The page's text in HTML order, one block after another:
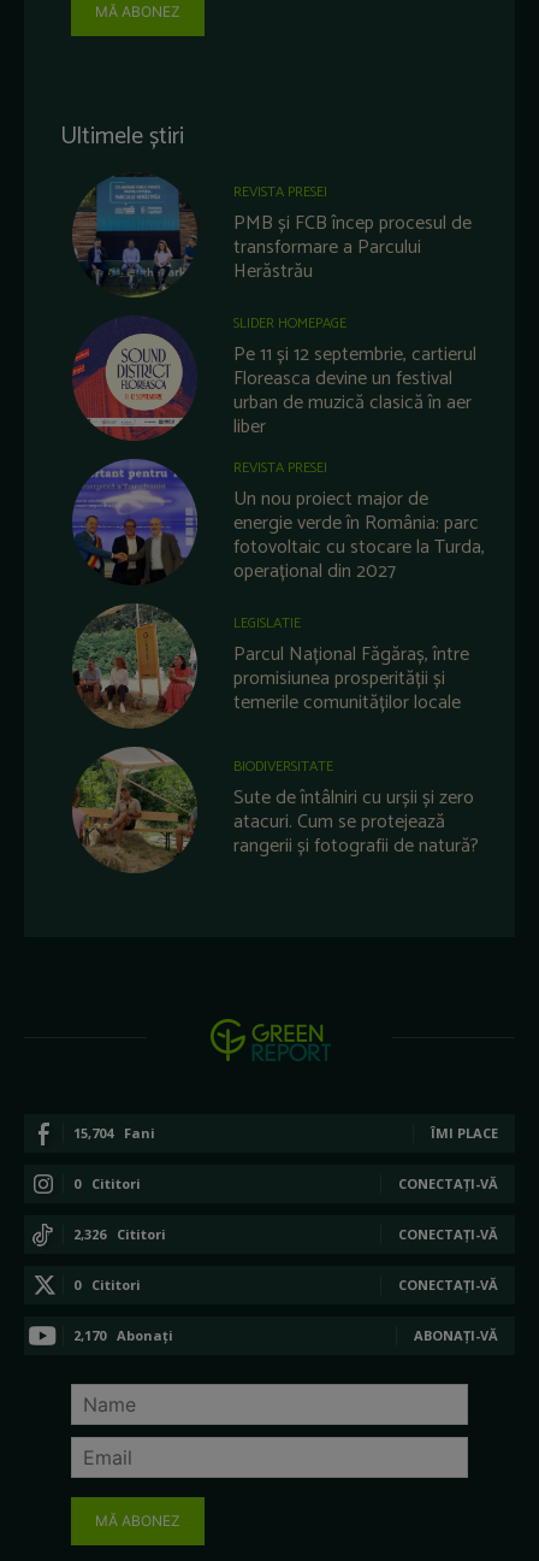
MĂ ABONEZ
Ultimele știri
REVISTA PRESEI
PMB și FCB încep procesul de
transformare a Parcului
Herăstrău
SLIDER HOMEPAGE
Pe 11 și 12 septembrie, cartierul
Floreasca devine un festival
urban de muzică clasică în aer
liber
REVISTA PRESEI
Un nou proiect major de
energie verde în România: parc
fotovoltaic cu stocare la Turda,
operațional din 2027
LEGISLATIE
Parcul Național Făgăraș, între
promisiunea prosperității și
temerile comunităților locale
BIODIVERSITATE
Sute de întâlniri cu urșii și zero
atacuri. Cum se protejează
rangerii și fotografii de natură?
15,704 Fani ÎMI PLACE
0 Cititori CONECTAȚI-VĂ
2,326 Cititori CONECTAȚI-VĂ
0 Cititori CONECTAȚI-VĂ
2,170 Abonați ABONAȚI-VĂ
MĂ ABONEZ